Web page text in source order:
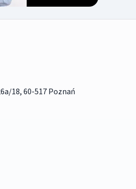
18, 60-517 Poznań